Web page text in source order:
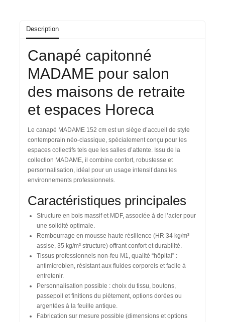
Description
Canapé capitonné
MADAME pour salon
des maisons de retraite
et espaces Horeca
Le canapé MADAME 152 cm est un siège d’accueil de style
contemporain néo-classique, spécialement conçu pour les
espaces collectifs tels que les salles d’attente. Issu de la
collection MADAME, il combine confort, robustesse et
personnalisation, idéal pour un usage intensif dans les
environnements professionnels.
Caractéristiques principales
Structure en bois massif et MDF, associée à de l’acier pour
une solidité optimale.
Rembourrage en mousse haute résilience (HR 34 kg/m³
assise, 35 kg/m³ structure) offrant confort et durabilité.
Tissus professionnels non-feu M1, qualité “hôpital” :
antimicrobien, résistant aux fluides corporels et facile à
entretenir.
Personnalisation possible : choix du tissu, boutons,
passepoil et finitions du piètement, options dorées ou
argentées à la feuille antique.
Fabrication sur mesure possible (dimensions et options